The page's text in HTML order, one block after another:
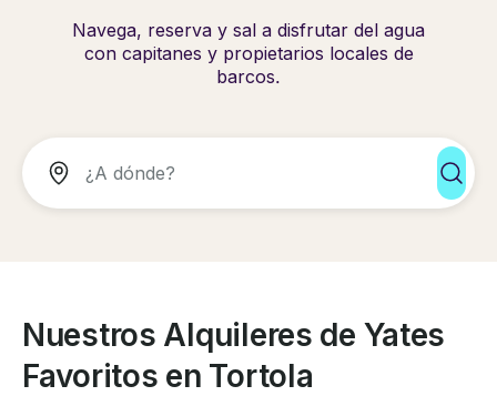
Navega, reserva y sal a disfrutar del agua
con capitanes y propietarios locales de
barcos.
Nuestros Alquileres de Yates
Favoritos en Tortola